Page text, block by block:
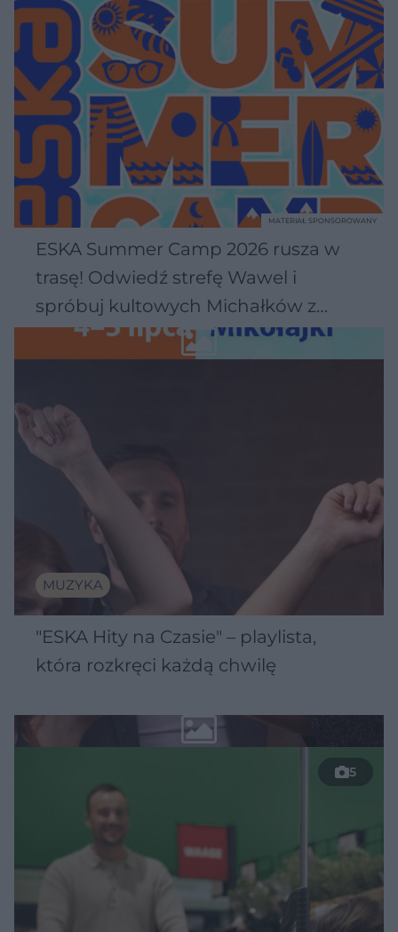
ESKA Summer Camp 2026 rusza w
trasę! Odwiedź strefę Wawel i
spróbuj kultowych Michałków z
Wawelu
MATERIAŁ SPONSOROWANY
MUZYKA
"ESKA Hity na Czasie" – playlista,
która rozkręci każdą chwilę
5